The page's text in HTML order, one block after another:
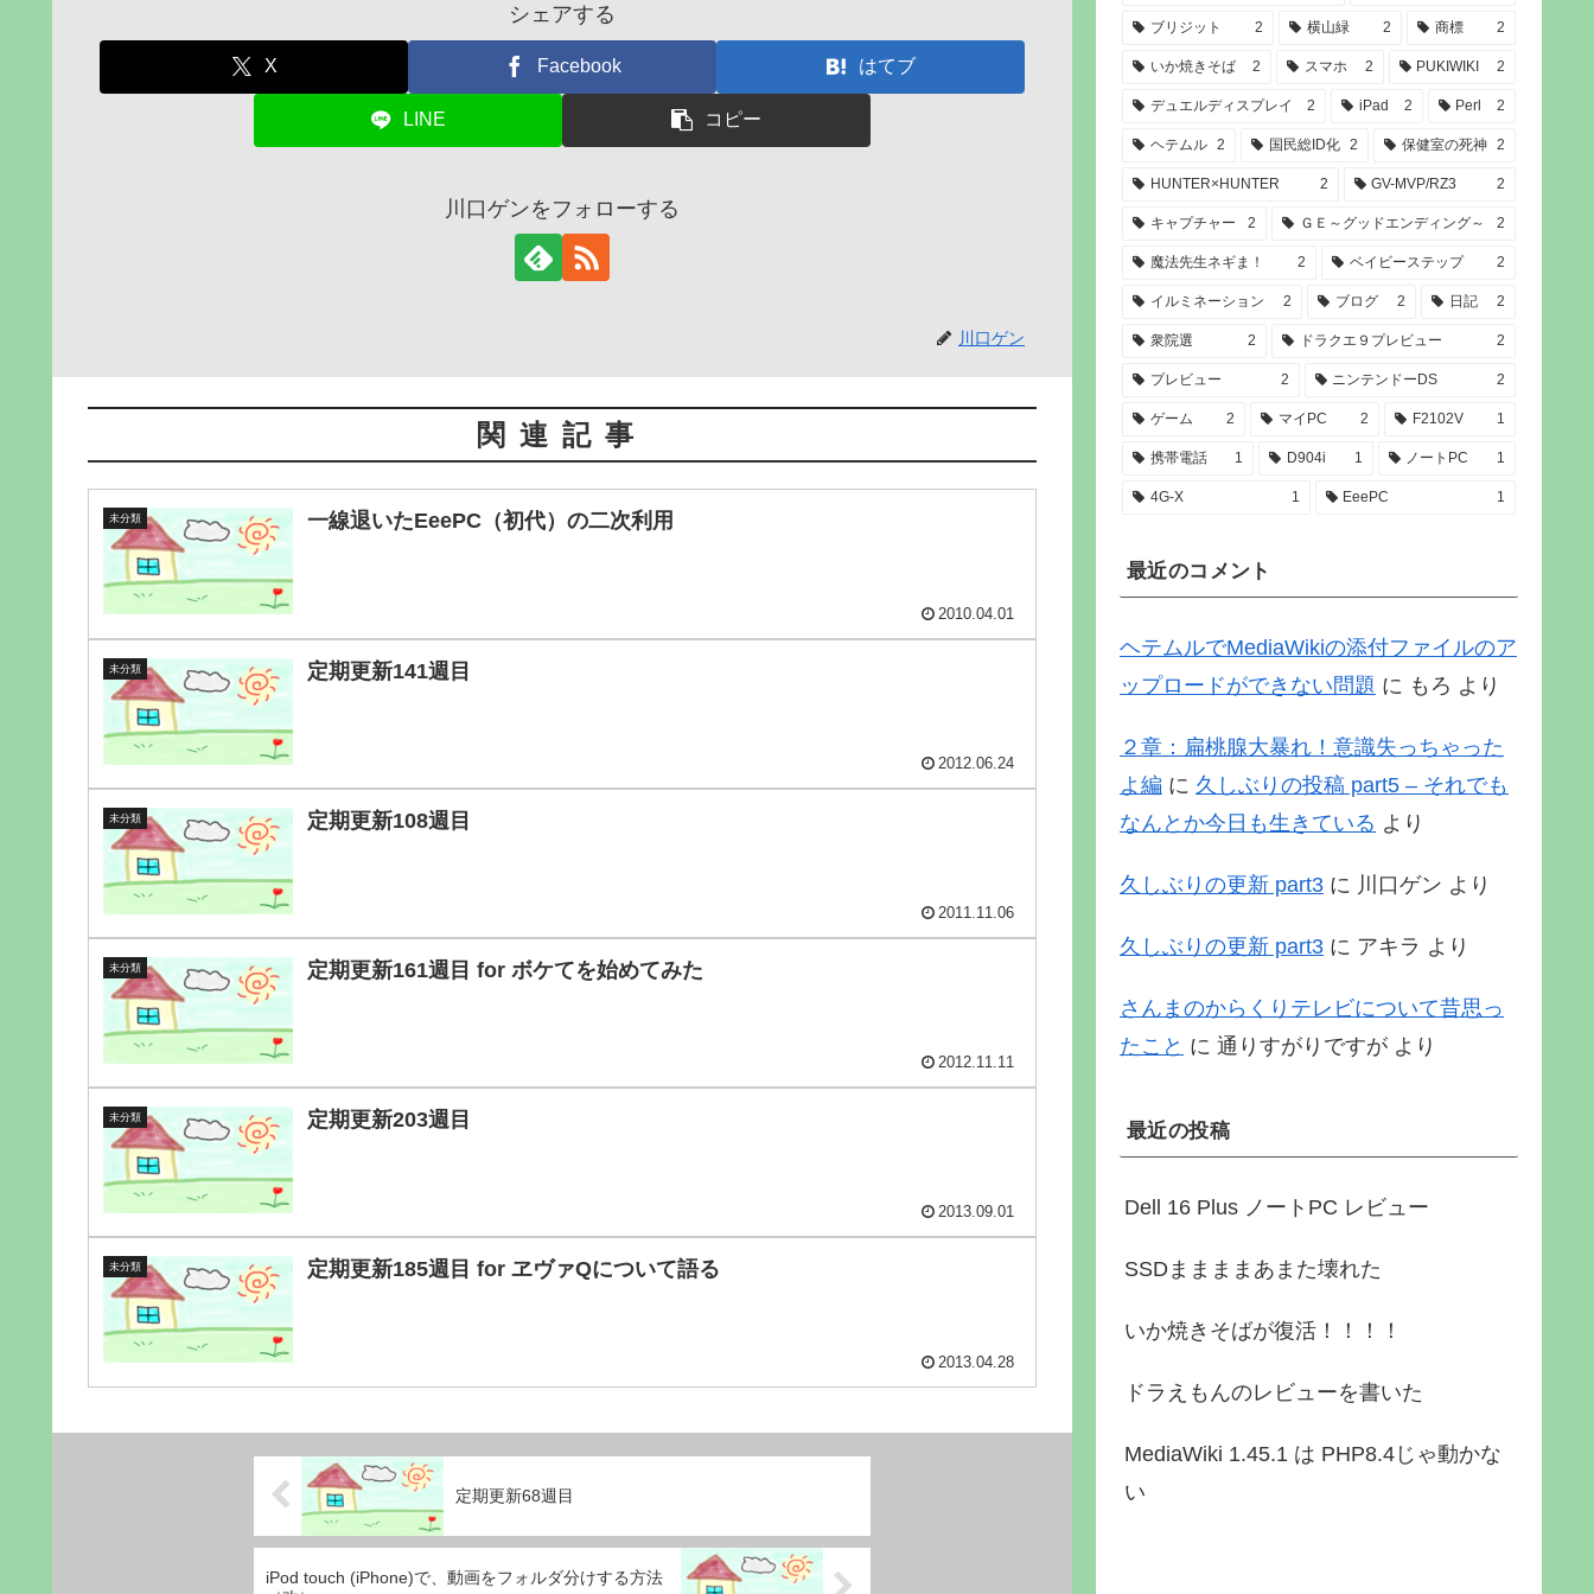
シェアする
X Facebook はてブ
LINE コピー
川口ゲンをフォローする
川口ゲン
関連記事
未分類 一線退いたEeePC（初代）の二次利用
2010.04.01
未分類 定期更新141週目
2012.06.24
未分類 定期更新108週目
2011.11.06
未分類 定期更新161週目 for ボケてを始めてみた
2012.11.11
未分類 定期更新203週目
2013.09.01
未分類 定期更新185週目 for ヱヴァQについて語る
2013.04.28
定期更新68週目
iPod touch (iPhone)で、動画をフォルダ分けする方法
ブリジット 2 横山緑 2 商標 2
いか焼きそば 2 スマホ 2 PUKIWIKI 2
デュエルディスプレイ 2 iPad 2 Perl 2
ヘテムル 2 国民総ID化 2 保健室の死神 2
HUNTER×HUNTER 2 GV-MVP/RZ3 2
キャプチャー 2 ＧＥ～グッドエンディング～ 2
魔法先生ネギま！ 2 ベイビーステップ 2
イルミネーション 2 ブログ 2 日記 2
衆院選 2 ドラクエ９プレビュー 2
プレビュー 2 ニンテンドーDS 2
ゲーム 2 マイPC 2 F2102V 1
携帯電話 1 D904i 1 ノートPC 1
4G-X 1 EeePC 1
最近のコメント
ヘテムルでMediaWikiの添付ファイルのア
ップロードができない問題 に もろ より
２章：扁桃腺大暴れ！意識失っちゃった
よ編 に 久しぶりの投稿 part5 – それでも
なんとか今日も生きている より
久しぶりの更新 part3 に 川口ゲン より
久しぶりの更新 part3 に アキラ より
さんまのからくりテレビについて昔思っ
たこと に 通りすがりですが より
最近の投稿
Dell 16 Plus ノートPC レビュー
SSDままままあまた壊れた
いか焼きそばが復活！！！！
ドラえもんのレビューを書いた
MediaWiki 1.45.1 は PHP8.4じゃ動かな
い